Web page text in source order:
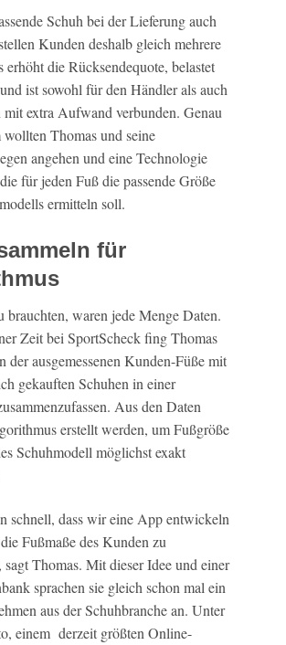
Schuh bei der Lieferung auch
Kunden deshalb gleich mehrere
erhöht die Rücksendequote, belastet
ist sowohl für den Händler als auch
extra Aufwand verbunden. Genau
wollten Thomas und seine
angehen und eine Technologie
für jeden Fuß die passende Größe
ermitteln soll.
für
brauchten, waren jede Menge Daten.
Zeit bei SportScheck fing Thomas
der ausgemessenen Kunden-Füße mit
gekauften Schuhen in einer
Aus den Daten
erstellt werden, um Fußgröße
Schuhmodell möglichst exakt
schnell, dass wir eine App entwickeln
Fußmaße des Kunden zu
sagt Thomas. Mit dieser Idee und einer
sprachen sie gleich schon mal ein
aus der Schuhbranche an. Unter
einem derzeit größten Online-